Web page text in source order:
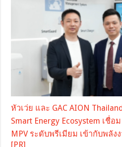
หัวเว่ย และ GAC AION
Smart Energy Ecosystem เชื่อ
MPV ระดับพรีเมียม เข้ากับพลั
[PR]